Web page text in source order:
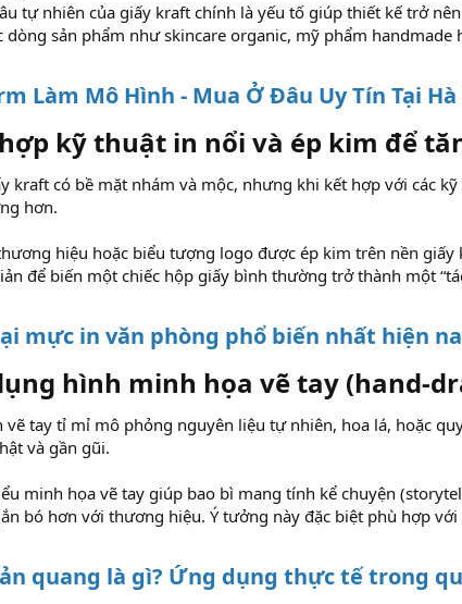
tự nhiên của giấy kraft chính là yếu tố giúp thiết kế trở
dòng sản phẩm như skincare organic, mỹ phẩm
Làm Mô Hình - Mua Ở Đâu Uy Tín Tại Hà
kỹ thuật in nổi và ép kim để
kraft có bề mặt nhám và mộc, nhưng khi kết hợp với các
hơn.
hiệu hoặc biểu tượng logo được ép kim trên nền
để biến một chiếc hộp giấy bình thường trở thành một
mực in văn phòng phổ biến nhất hiện
hình minh họa vẽ tay (hand-
vẽ tay tỉ mỉ mô phỏng nguyên liệu tự nhiên, hoa lá, hoặc
và gần gũi.
minh họa vẽ tay giúp bao bì mang tính kể chuyện
bó hơn với thương hiệu. Ý tưởng này đặc biệt phù hợp
quang là gì? Ứng dụng thực tế trong